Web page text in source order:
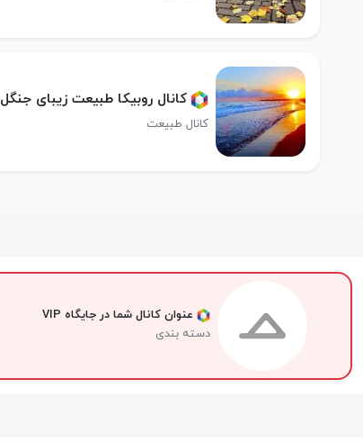
کانال روبیکا طبیعت زیبای جنگل
کانال طبیعت
عنوان کانال شما در جایگاه VIP
دسته بندی